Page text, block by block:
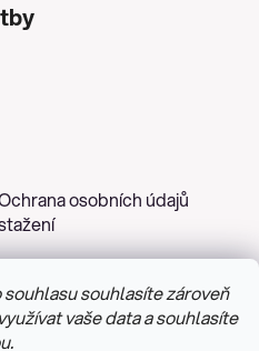
souhlasíte zároveň
vaše data a souhlasíte
osobních údajů